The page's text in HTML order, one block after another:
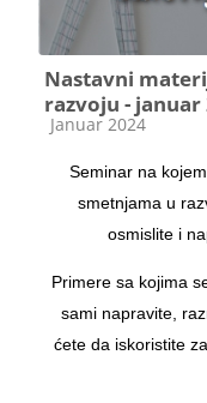
Nastavni
razvoju - januar
Course category
Januar 2024
Seminar na
smetnjama u
osmislite i
Primere sa kojima
sami napravite,
ćete da iskoristite